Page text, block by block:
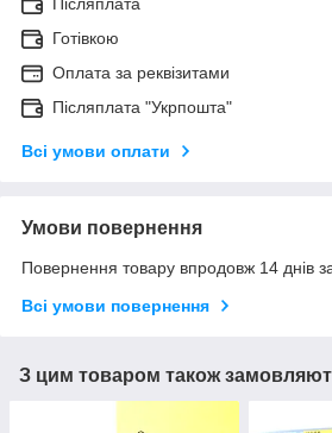
Готівкою
Оплата за реквізитами
Післяплата "Укрпошта"
Всі умови оплати
Умови повернення
Повернення товару впродовж 14 днів
Всі умови повернення
З цим товаром також